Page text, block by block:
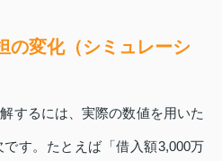
の変化（シミュレーシ
するには、実際の数値を用いた
す。たとえば「借入額3,000万